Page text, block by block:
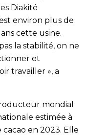
Diakité
environ plus de
cette usine.
pas la stabilité, on ne
et
travailler », a
mondial
estimée à
en 2023. Elle